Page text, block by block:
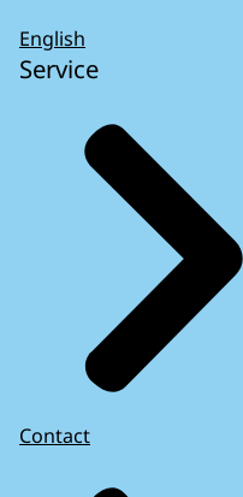
English
Service
Contact